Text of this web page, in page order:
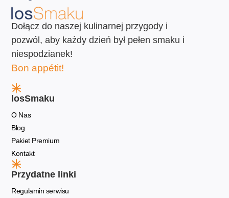
Dołącz do naszej kulinarnej przygody i
pozwól, aby każdy dzień był pełen smaku i
niespodzianek!
Bon appétit!
losSmaku
O Nas
Blog
Pakiet Premium
Kontakt
Przydatne linki
Regulamin serwisu